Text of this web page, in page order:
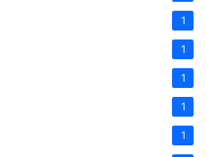
1
1
1
1
1